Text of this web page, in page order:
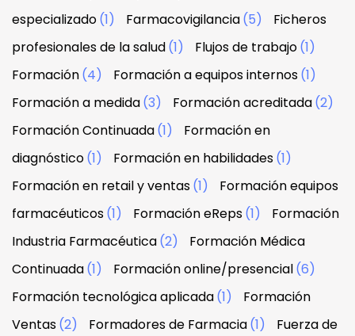
especializado(1) Farmacovigilancia(5)
Ficheros
profesionales de la salud(1) Flujos de trabajo(1)
Formación(4) Formación a equipos internos(1)
Formación a medida(3) Formación acreditada(2)
Formación Continuada(1)
Formación en
diagnóstico(1) Formación en habilidades(1)
Formación en retail y ventas(1)
Formación equipos
farmacéuticos(1) Formación eReps(1)
Formación
Industria Farmacéutica(2)
Formación Médica
Continuada(1) Formación online/presencial(6)
Formación tecnológica aplicada(1)
Formación
Ventas(2) Formadores de Farmacia(1)
Fuerza de